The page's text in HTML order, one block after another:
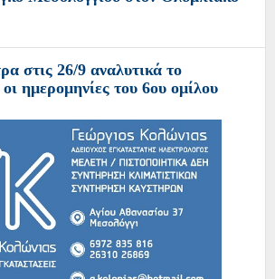
στις 26/9 αναλυτικά το
ημερομηνίες του 6ου ομίλου